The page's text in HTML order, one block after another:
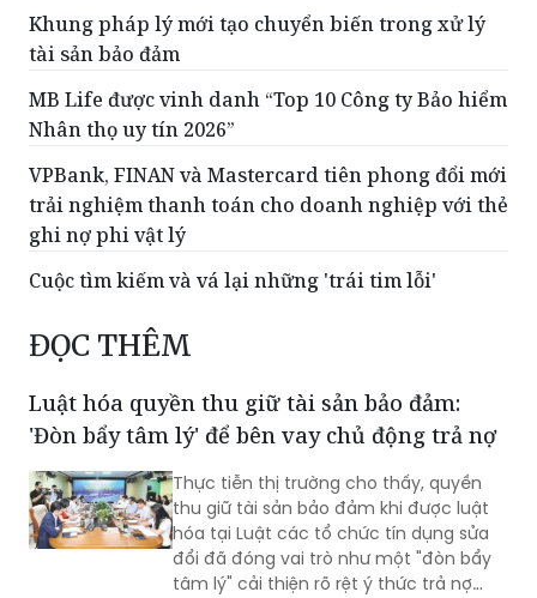
Khung pháp lý mới tạo chuyển biến trong xử lý
tài sản bảo đảm
MB Life được vinh danh “Top 10 Công ty Bảo hiểm
Nhân thọ uy tín 2026”
VPBank, FINAN và Mastercard tiên phong đổi mới
trải nghiệm thanh toán cho doanh nghiệp với thẻ
ghi nợ phi vật lý
Cuộc tìm kiếm và vá lại những 'trái tim lỗi'
ĐỌC THÊM
Luật hóa quyền thu giữ tài sản bảo đảm:
'Đòn bẩy tâm lý' để bên vay chủ động trả nợ
Thực tiễn thị trường cho thấy, quyền
thu giữ tài sản bảo đảm khi được luật
hóa tại Luật các tổ chức tín dụng sửa
đổi đã đóng vai trò như một "đòn bẩy
tâm lý" cải thiện rõ rệt ý thức trả nợ